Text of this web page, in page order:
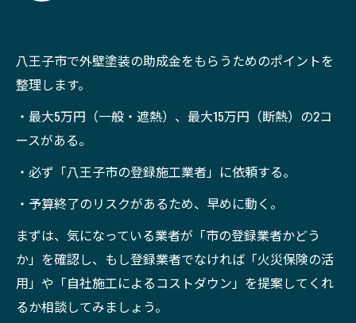
八王子市で外壁塗装の助成金をもらうためのポイントを
整理します。
・最大5万円（一般・遮熱）、最大15万円（断熱）の2コ
ースがある。
・必ず「八王子市の登録施工業者」に依頼する。
・予算終了のリスクがあるため、早めに動く。
まずは、気になっている業者が「市の登録業者かどう
か」を確認し、もし登録業者でなければ「火災保険の活
用」や「自社施工によるコストダウン」を提案してくれ
るか相談してみましょう。